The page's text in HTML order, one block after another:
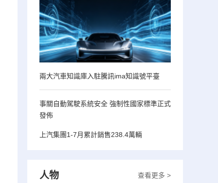
兩大汽車知識庫入駐騰訊ima知識號平臺
事關自動駕駛系統安全 強制性國家標準正式
發佈
上汽集團1-7月累計銷售238.4萬輛
查看更多 >
人物